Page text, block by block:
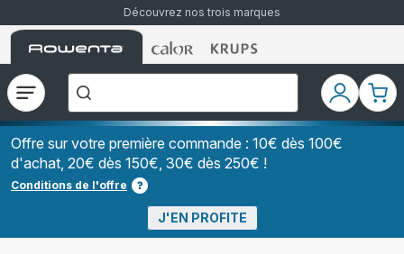
Découvrez nos trois marques
Accueil
Rowenta
Accueil
Rowenta
Accueil
Rowenta
Ouvrir
le
menu
recherchez-
vous
?","Aspirateurs
à
Grains","Centrales
Vapeurs","Sèche
Cheveux"]
Mon
compte
Mon
Offre sur votre première commande : 10€ dès 100€
d'achat, 20€ dès 150€, 30€ dès 250€ !
Conditions de l'offre
J'EN PROFITE